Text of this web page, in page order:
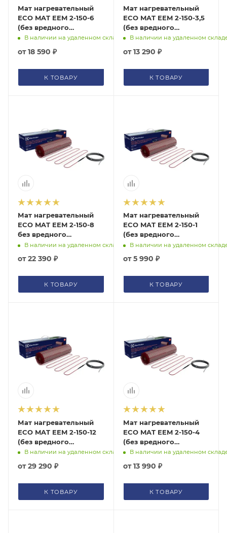
СЕРТИФИКАТЫ
КОНТАКТЫ
Мат нагревательный
ECO MAT EEM 2-150-6
(без вредного
электромагнитного
НС-1199443
В наличии на удаленном складе
от18 590 ₽
К ТОВАРУ
Мат нагревательный
ECO MAT EEM 2-150-3,5
(без вредного
электромагнитного
НС-1105888
В наличии на удаленном
от13 290 ₽
К ТОВАРУ
Мат нагревательный
ECO MAT EEM 2-150-8
без вредного
электромагнитного
НС-1199447
В наличии на удаленном складе
от22 390 ₽
К ТОВАРУ
Мат нагревательный
ECO MAT EEM 2-150-1
(без вредного
электромагнитного
НС-1105878
В наличии на удаленном
от5 990 ₽
К ТОВАРУ
Мат нагревательный
ECO MAT EEM 2-150-12
(без вредного
электромагнитного
НС-1199456
В наличии на удаленном складе
от29 290 ₽
К ТОВАРУ
Мат нагревательный
ECO MAT EEM 2-150-4
(без вредного
электромагнитного
НС-1105890
В наличии на удаленном
от13 990 ₽
К ТОВАРУ
Подбор по параметрам
Не можете найти нужный товар? Наши специалисты
ЗАКАЗАТЬ ЗВОНОК